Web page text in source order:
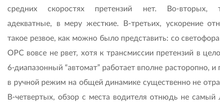
средних скоростях претензий нет. Во-вторых,
адекватные, в меру жесткие. В-третьих, ускорение
такое резвое, как можно было представить: со
OPC вовсе не рвет, хотя к трансмиссии претензий в
6-диапазонный “автомат” работает вполне расторопно, и
в ручной режим на общей динамике существенно не
В-четвертых, обзор с места водителя отнюдь не самый